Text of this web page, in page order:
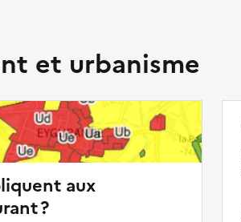
et urbanisme
aux
?